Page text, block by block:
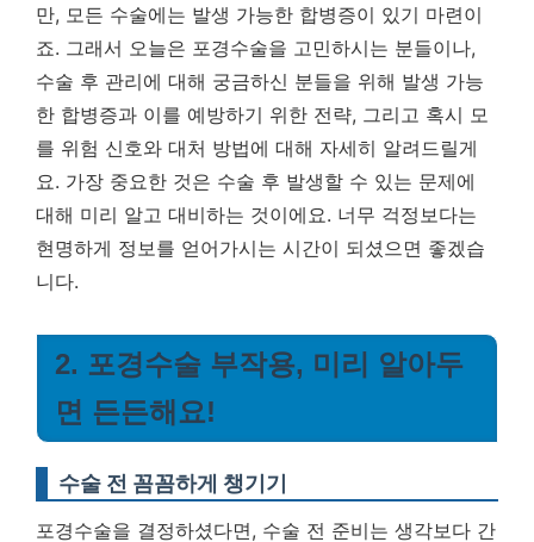
만, 모든 수술에는 발생 가능한 합병증이 있기 마련이
죠. 그래서 오늘은 포경수술을 고민하시는 분들이나,
수술 후 관리에 대해 궁금하신 분들을 위해 발생 가능
한 합병증과 이를 예방하기 위한 전략, 그리고 혹시 모
를 위험 신호와 대처 방법에 대해 자세히 알려드릴게
요. 가장 중요한 것은 수술 후 발생할 수 있는 문제에
대해 미리 알고 대비하는 것이에요. 너무 걱정보다는
현명하게 정보를 얻어가시는 시간이 되셨으면 좋겠습
니다.
2. 포경수술 부작용, 미리 알아두
면 든든해요!
수술 전 꼼꼼하게 챙기기
포경수술을 결정하셨다면, 수술 전 준비는 생각보다 간